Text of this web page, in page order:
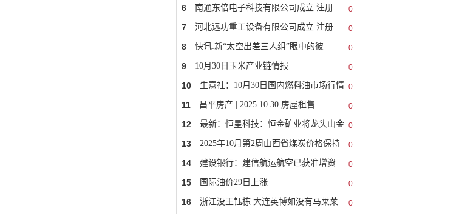
0
6 南通东倍电子科技有限公司成立 注册
0
7 河北远功重工设备有限公司成立 注册
0
8 快讯:新“太空出差三人组”眼中的彼
0
9 10月30日玉米产业链情报
0
10 生意社：10月30日国内燃料油市场行情
0
11 昌平房产 | 2025.10.30 房屋租售
0
12 最新：恒星科技：恒金矿业将龙头山金
0
13 2025年10月第2周山西省煤炭价格保持
0
14 建设银行：建信航运航空已获准增资
0
15 国际油价29日上涨
0
16 浙江没王钰栋 大连英博如没有马莱莱